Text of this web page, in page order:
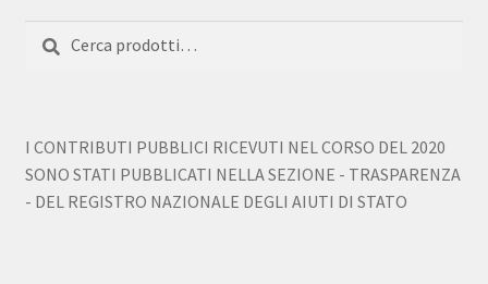
Cerca:
Cerca
I CONTRIBUTI PUBBLICI RICEVUTI NEL CORSO DEL 2020
SONO STATI PUBBLICATI NELLA SEZIONE - TRASPARENZA
- DEL REGISTRO NAZIONALE DEGLI AIUTI DI STATO